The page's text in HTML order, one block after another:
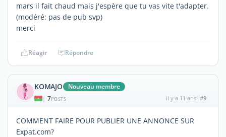
mars il fait chaud mais j'espère que tu vas vite t'adapter.
(modéré: pas de pub svp)
merci
Réagir Répondre
KOMAJO Nouveau membre
| 7POSTS il y a 11 ans #9
COMMENT FAIRE POUR PUBLIER UNE ANNONCE SUR
Expat.com?